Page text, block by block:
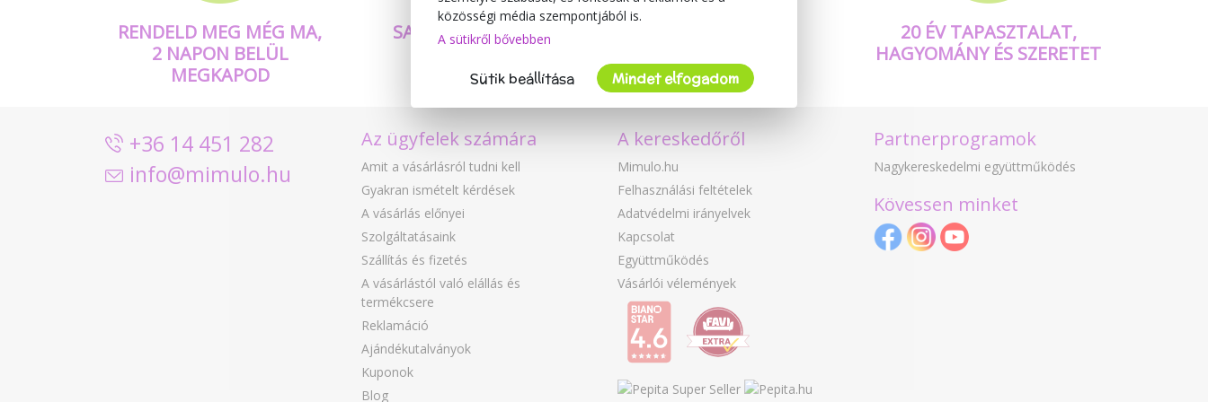
RENDELD MEG MÉG MA,
2 NAPON BELÜL
MEGKAPOD
SAJÁT TERMÉKEKET
20 ÉV TAPASZTALAT,
HAGYOMÁNY ÉS SZERETET
+36 14 451 282
info@mimulo.hu
Az ügyfelek számára
Amit a vásárlásról tudni kell
Gyakran ismételt kérdések
A vásárlás előnyei
Szolgáltatásaink
Szállítás és fizetés
A vásárlástól való elállás és
termékcsere
Reklamáció
Ajándékutalványok
Kuponok
Blog
A kereskedőről
Mimulo.hu
Felhasználási feltételek
Adatvédelmi irányelvek
Kapcsolat
Együttműködés
Vásárlói vélemények
Partnerprogramok
Nagykereskedelmi együttműködés
Kövessen minket
közösségi média szempontjából is.
A sütikről bővebben
Sütik beállítása Mindet elfogadom